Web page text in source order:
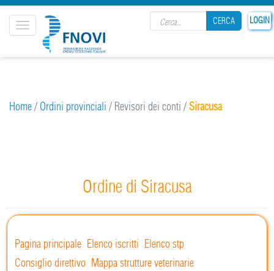
LOGIN
CERCA
Toggle
navigation
Home/ Ordini provinciali / Revisori dei conti /Siracusa
Ordine di Siracusa
Pagina principale Elenco iscritti Elenco stp
Consiglio direttivo Mappa strutture veterinarie